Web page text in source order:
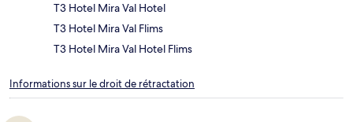
T3 Hotel Mira Val Hotel
T3 Hotel Mira Val Flims
T3 Hotel Mira Val Hotel Flims
Informations sur le droit de rétractation